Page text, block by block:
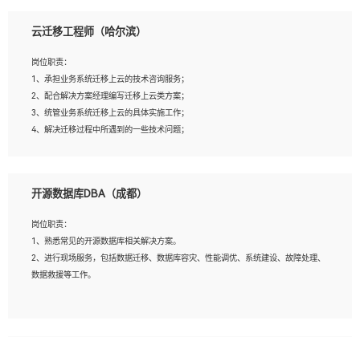
岗位要求：
2、熟悉tensorflow，keras，pytorch等常规深度学习框架，快速根据客户需求实现
有效的模型；
3、熟悉掌握至少一种编程语言，如：Python，Java；
4、 熟悉NLP相关算法与实现；
5、至少有一次及以上问答系统的项目实践，熟悉问答系统全流程开发者优先；
云迁移工程师（哈尔滨）
岗位职责：
1、承担业务系统迁移上云的技术咨询服务；
2、配合解决方案经理编写迁移上云类方案；
3、统管业务系统迁移上云的具体实施工作；
4、解决迁移过程中所遇到的一些技术问题；
1、专科及以上学历，三年以上工作经验，计算机等相关专业；
3、熟悉常见操作系统、存储、网络、 IO 等相关原理；
4、具有迁移工具实操经验，具备P2V、V2V迁移能力；
5、熟练华为、VMware虚拟化、云计算及云存储技术；
6、熟悉主流数据库、应用服务器、中间件部署架构和运维方法；
开源数据库DBA（成都）
岗位职责：
1、熟悉常见的开源数据库相关解决方案。
2、进行现场服务，包括数据迁移、数据库容灾、性能调优、系统建设、故障处理、
数据救援等工作。